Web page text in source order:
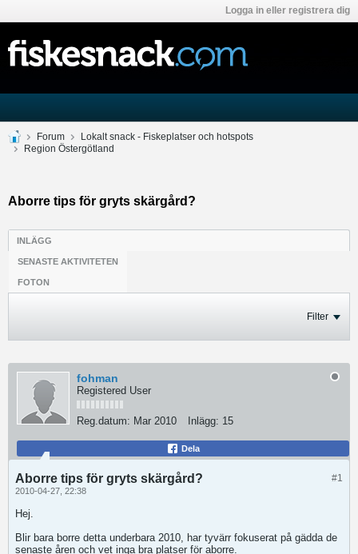
Logga in eller registrera dig
Forum
Lokalt snack - Fiskeplatser och hotspots
Region Östergötland
Aborre tips för gryts skärgård?
INLÄGG
SENASTE AKTIVITETEN
FOTON
Filter
fohman
Registered User
Reg.datum: Mar 2010 Inlägg: 15
Dela
#1
Aborre tips för gryts skärgård?
2010-04-27, 22:38
Hej.
Blir bara borre detta underbara 2010, har tyvärr fokuserat på gädda de
senaste åren och vet inga bra platser för aborre.